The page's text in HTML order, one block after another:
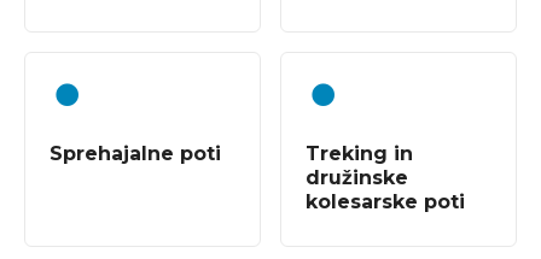
Sprehajalne poti
Treking in
družinske
kolesarske poti